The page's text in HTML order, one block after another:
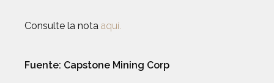
Consulte la nota aquí.
Fuente: Capstone Mining Corp